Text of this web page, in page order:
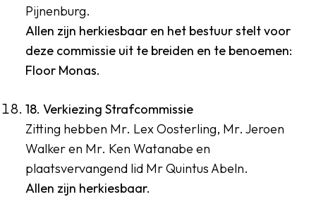
Pijnenburg.
Allen zijn herkiesbaar en het bestuur stelt voor
deze commissie uit te breiden en te benoemen:
Floor Monas.
18. Verkiezing Strafcommissie
Zitting hebben Mr. Lex Oosterling, Mr. Jeroen
Walker en Mr. Ken Watanabe en
plaatsvervangend lid Mr Quintus Abeln.
Allen zijn herkiesbaar.